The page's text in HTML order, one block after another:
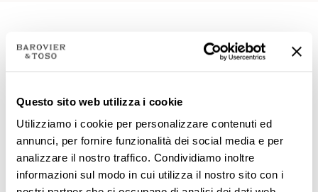
Questo sito web utilizza i cookie
Utilizziamo i cookie per personalizzare contenuti ed
annunci, per fornire funzionalità dei social media e per
analizzare il nostro traffico. Condividiamo inoltre
informazioni sul modo in cui utilizza il nostro sito con i